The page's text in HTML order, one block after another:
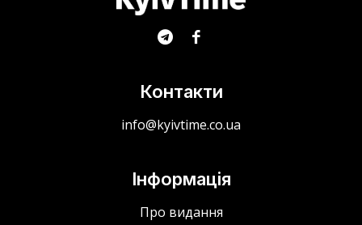
Контакти
info@kyivtime.co.ua
Інформація
Про видання